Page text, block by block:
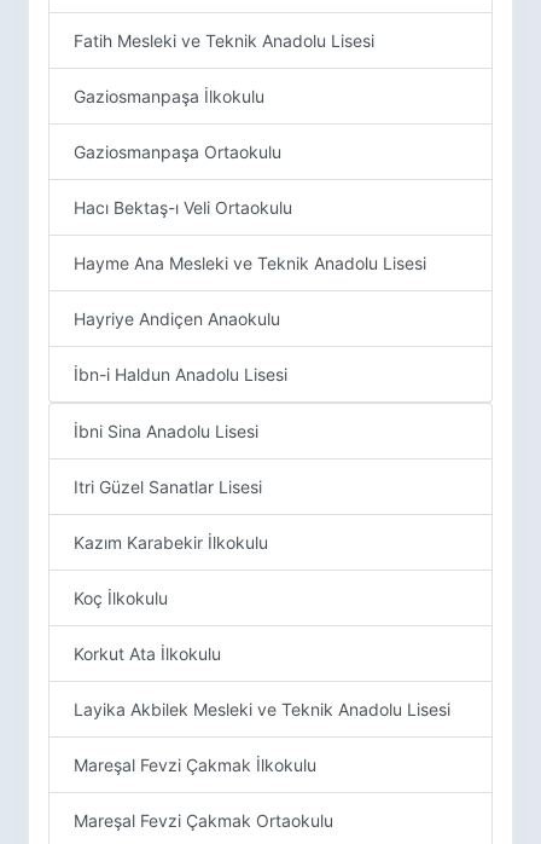
Fatih Mesleki ve Teknik Anadolu Lisesi
Gaziosmanpaşa İlkokulu
Gaziosmanpaşa Ortaokulu
Hacı Bektaş-ı Veli Ortaokulu
Hayme Ana Mesleki ve Teknik Anadolu Lisesi
Hayriye Andiçen Anaokulu
İbn-i Haldun Anadolu Lisesi
İbni Sina Anadolu Lisesi
Itri Güzel Sanatlar Lisesi
Kazım Karabekir İlkokulu
Koç İlkokulu
Korkut Ata İlkokulu
Layika Akbilek Mesleki ve Teknik Anadolu Lisesi
Mareşal Fevzi Çakmak İlkokulu
Mareşal Fevzi Çakmak Ortaokulu